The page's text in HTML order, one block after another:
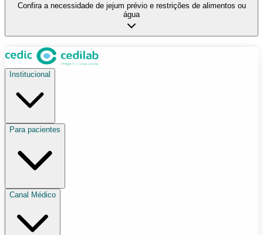
Confira a necessidade de jejum prévio e restrições de alimentos ou
água
Institucional
Para pacientes
Canal Médico